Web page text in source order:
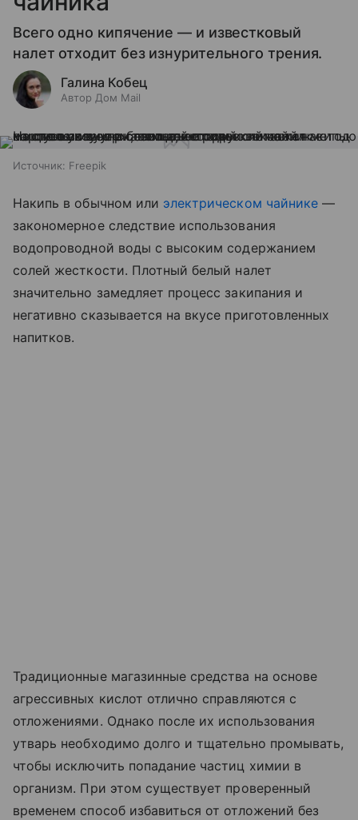
Всего одно кипячение — и известковый
налет отходит без изнурительного трения.
Галина Кобец
Автор Дом Mail
Источник: Freepik
Накипь в обычном или электрическом чайнике —
закономерное следствие использования
водопроводной воды с высоким содержанием
солей жесткости. Плотный белый налет
значительно замедляет процесс закипания и
негативно сказывается на вкусе приготовленных
напитков.
Традиционные магазинные средства на основе
агрессивных кислот отлично справляются с
отложениями. Однако после их использования
утварь необходимо долго и тщательно промывать,
чтобы исключить попадание частиц химии в
организм. При этом существует проверенный
временем способ избавиться от отложений без